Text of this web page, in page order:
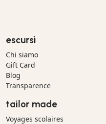
escursì
Chi siamo
Gift Card
Blog
Transparence
tailor made
Voyages scolaires